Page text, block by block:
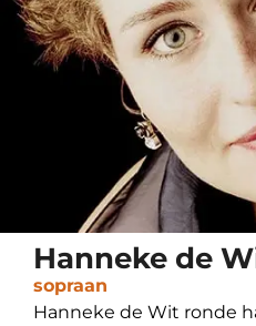
Hanneke de
sopraan
Hanneke de Wit ronde